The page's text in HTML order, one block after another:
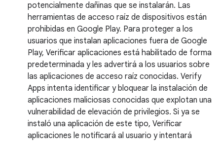
potencialmente dañinas que se instalarán. Las
herramientas de acceso raíz de dispositivos están
prohibidas en Google Play. Para proteger a los
usuarios que instalan aplicaciones fuera de Google
Play, Verificar aplicaciones está habilitado de forma
predeterminada y les advertirá a los usuarios sobre
las aplicaciones de acceso raíz conocidas. Verify
Apps intenta identificar y bloquear la instalación de
aplicaciones maliciosas conocidas que explotan una
vulnerabilidad de elevación de privilegios. Si ya se
instaló una aplicación de este tipo, Verificar
aplicaciones le notificará al usuario y intentará